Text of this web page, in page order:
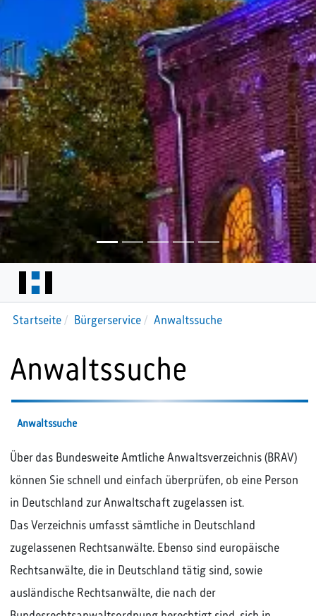
Startseite Bürgerservice Anwaltssuche
Anwaltssuche
Anwaltssuche
Über das Bundesweite Amtliche Anwaltsverzeichnis (BRAV)
können Sie schnell und einfach überprüfen, ob eine Person
in Deutschland zur Anwaltschaft zugelassen ist.
Das Verzeichnis umfasst sämtliche in Deutschland
zugelassenen Rechtsanwälte. Ebenso sind europäische
Rechtsanwälte, die in Deutschland tätig sind, sowie
ausländische Rechtsanwälte, die nach der